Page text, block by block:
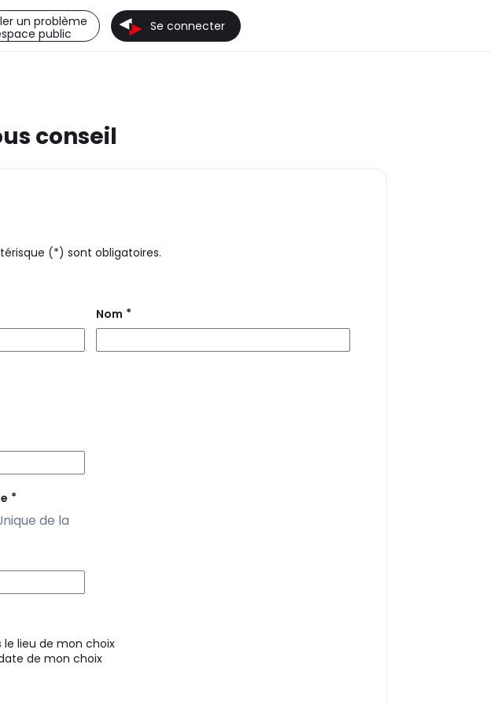
un problème
public
Se connecter
conseil
(*) sont obligatoires.
Nom *
*
de la
le lieu de mon choix
de mon choix